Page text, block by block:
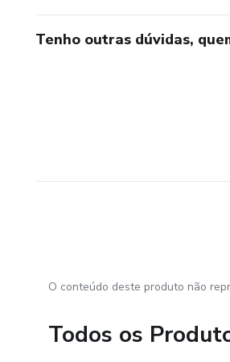
Tenho outras dúvidas,
O conteúdo deste produto não
Todos os